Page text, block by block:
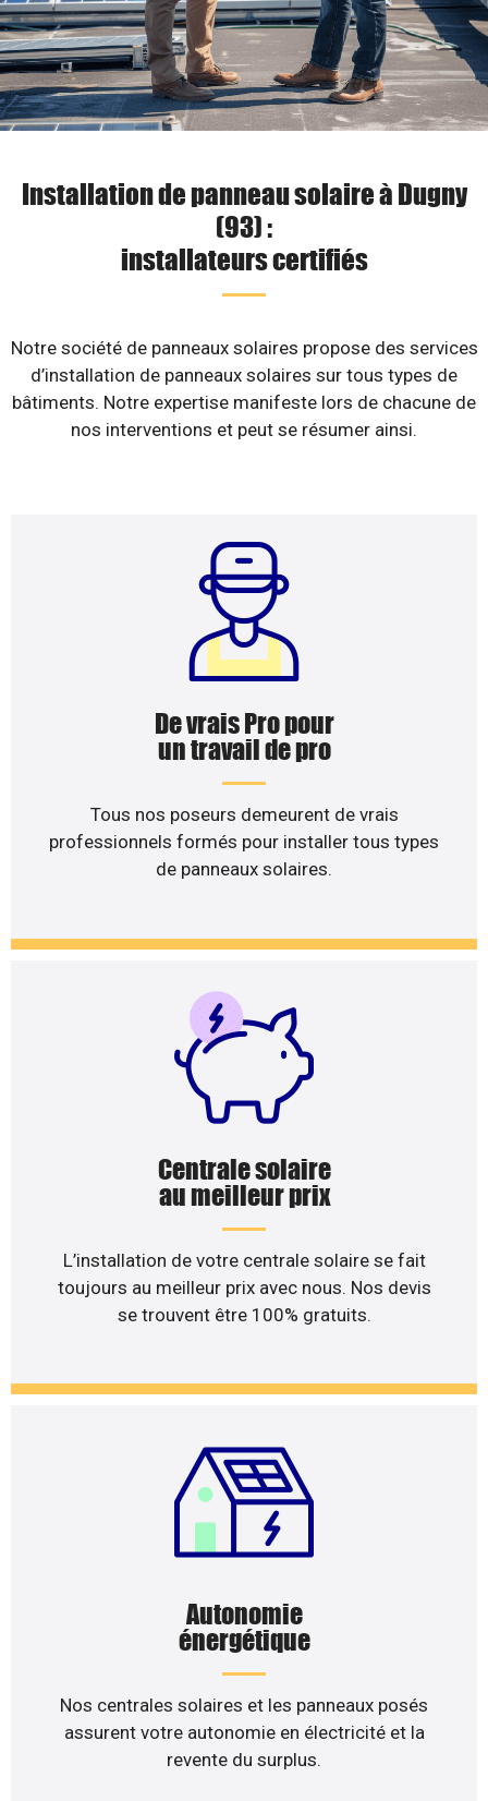
Installation de panneau solaire à Dugny
(93) :
installateurs certifiés
Notre société de panneaux solaires propose des services
d’installation de panneaux solaires sur tous types de
bâtiments. Notre expertise manifeste lors de chacune de
nos interventions et peut se résumer ainsi.
De vrais Pro pour
un travail de pro
Tous nos poseurs demeurent de vrais
professionnels formés pour installer tous types
de panneaux solaires.
Centrale solaire
au meilleur prix
L’installation de votre centrale solaire se fait
toujours au meilleur prix avec nous. Nos devis
se trouvent être 100% gratuits.
Autonomie
énergétique
Nos centrales solaires et les panneaux posés
assurent votre autonomie en électricité et la
revente du surplus.